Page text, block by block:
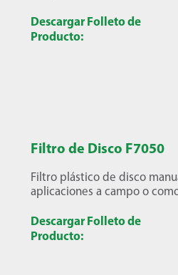
Descargar Folleto de
Producto:
Filtro de Disco F7050
Filtro plástico de disco
aplicaciones a campo o
Descargar Folleto de
Producto: